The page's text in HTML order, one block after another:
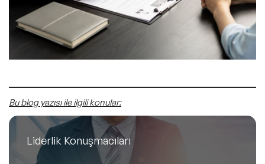
Bu blog yazısı ile ilgili konular:
Liderlik Konuşmacıları